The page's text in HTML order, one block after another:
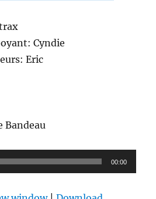
Cyndie
Eric
Bandeau
00:00